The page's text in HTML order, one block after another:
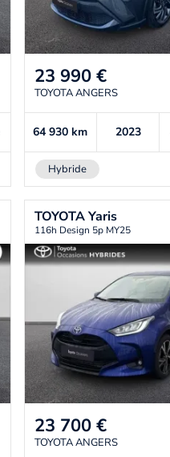
23 990 €
TOYOTA ANGERS
64 930km 2023
Hybride
TOYOTAYaris
116h Design 5p MY25
23 700 €
TOYOTA ANGERS